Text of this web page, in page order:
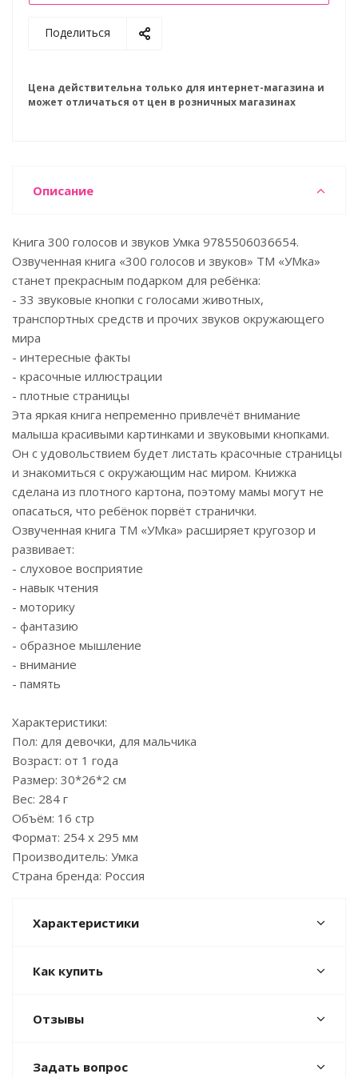
Поделиться
Цена действительна только для интернет-магазина и
может отличаться от цен в розничных магазинах
Описание
Книга 300 голосов и звуков Умка 9785506036654.
Озвученная книга «300 голосов и звуков» ТМ «УМка»
станет прекрасным подарком для ребёнка:
- 33 звуковые кнопки с голосами животных,
транспортных средств и прочих звуков окружающего
мира
- интересные факты
- красочные иллюстрации
- плотные страницы
Эта яркая книга непременно привлечёт внимание
малыша красивыми картинками и звуковыми кнопками.
Он с удовольствием будет листать красочные страницы
и знакомиться с окружающим нас миром. Книжка
сделана из плотного картона, поэтому мамы могут не
опасаться, что ребёнок порвёт странички.
Озвученная книга ТМ «УМка» расширяет кругозор и
развивает:
- слуховое восприятие
- навык чтения
- моторику
- фантазию
- образное мышление
- внимание
- память
Характеристики:
Пол: для девочки, для мальчика
Возраст: от 1 года
Размер: 30*26*2 см
Вес: 284 г
Объём: 16 стр
Формат: 254 х 295 мм
Производитель: Умка
Страна бренда: Россия
Характеристики
Как купить
Отзывы
Задать вопрос